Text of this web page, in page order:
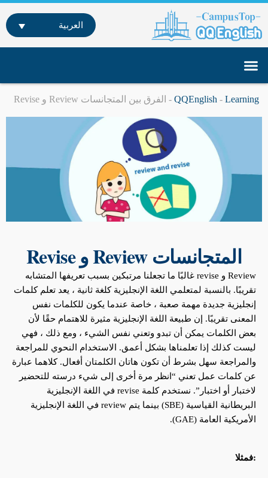
المحتوى
العربية
QQEnglish - Learning
- الفرق بين المتجانسات Review و Revise
المتجانسات Review و Revise
Review و revise غالبًا ما تجعلنا مرتبكين بسبب تعريفها المتشابه
تقريبًا. بالنسبة لمتعلمي اللغة الإنجليزية كلغة ثانية ، يعد تعلم كلمات
إنجليزية جديدة مهمة صعبة ، خاصة عندما يكون للكلمات نفس
المعنى تقريبًا. إن طبيعة اللغة الإنجليزية مثيرة للاهتمام حقًا لأن
بعض الكلمات يمكن أن تبدو وتعني نفس الشيء ، ومع ذلك ، فهي
ليست كذلك إذا تعلمناها بشكل أعمق. الاستخدام النحوي للمراجعة
والمراجعة سهل بشرط أن تكون هاتان الكلمتان أفعال. كلاهما عبارة
عن كلمات عمل تعني “انظر مرة أخرى إلى شيء درسته للتحضير
لاختبار أو اختبار”. نستخدم كلمة revise في اللغة الإنجليزية
البريطانية القياسية (SBE) بينما يتم review في اللغة الإنجليزية
الأمريكية العامة (GAE).
:فمثلا